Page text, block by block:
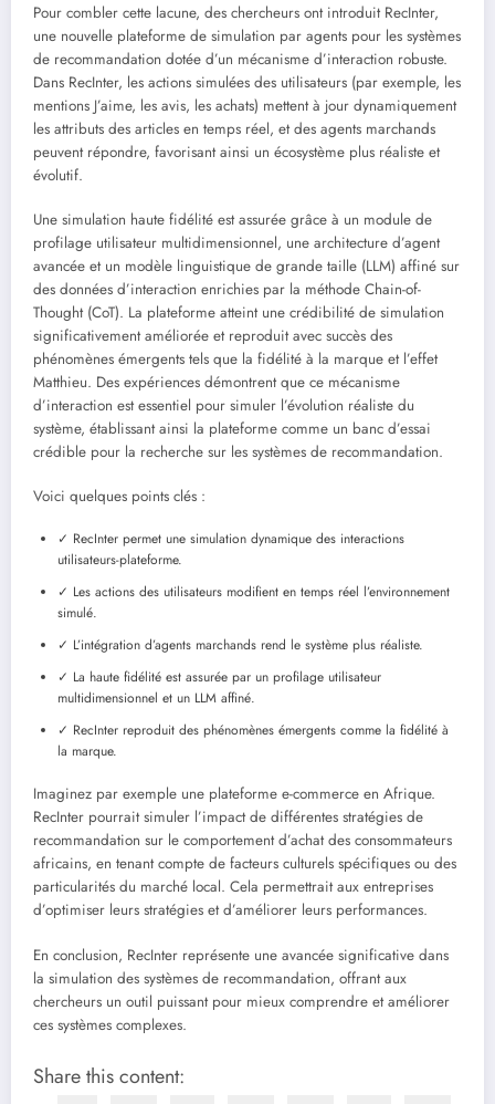
Pour combler cette lacune, des chercheurs ont introduit RecInter,
une nouvelle plateforme de simulation par agents pour les systèmes
de recommandation dotée d’un mécanisme d’interaction robuste.
Dans RecInter, les actions simulées des utilisateurs (par exemple, les
mentions J’aime, les avis, les achats) mettent à jour dynamiquement
les attributs des articles en temps réel, et des agents marchands
peuvent répondre, favorisant ainsi un écosystème plus réaliste et
évolutif.
Une simulation haute fidélité est assurée grâce à un module de
profilage utilisateur multidimensionnel, une architecture d’agent
avancée et un modèle linguistique de grande taille (LLM) affiné sur
des données d’interaction enrichies par la méthode Chain-of-
Thought (CoT). La plateforme atteint une crédibilité de simulation
significativement améliorée et reproduit avec succès des
phénomènes émergents tels que la fidélité à la marque et l’effet
Matthieu. Des expériences démontrent que ce mécanisme
d’interaction est essentiel pour simuler l’évolution réaliste du
système, établissant ainsi la plateforme comme un banc d’essai
crédible pour la recherche sur les systèmes de recommandation.
Voici quelques points clés :
✓ RecInter permet une simulation dynamique des interactions
utilisateurs-plateforme.
✓ Les actions des utilisateurs modifient en temps réel l’environnement
simulé.
✓ L’intégration d’agents marchands rend le système plus réaliste.
✓ La haute fidélité est assurée par un profilage utilisateur
multidimensionnel et un LLM affiné.
✓ RecInter reproduit des phénomènes émergents comme la fidélité à
la marque.
Imaginez par exemple une plateforme e-commerce en Afrique.
RecInter pourrait simuler l’impact de différentes stratégies de
recommandation sur le comportement d’achat des consommateurs
africains, en tenant compte de facteurs culturels spécifiques ou des
particularités du marché local. Cela permettrait aux entreprises
d’optimiser leurs stratégies et d’améliorer leurs performances.
En conclusion, RecInter représente une avancée significative dans
la simulation des systèmes de recommandation, offrant aux
chercheurs un outil puissant pour mieux comprendre et améliorer
ces systèmes complexes.
Share this content: